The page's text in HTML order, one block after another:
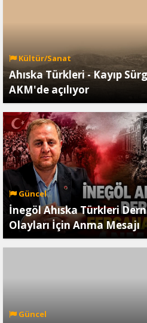
Kültür/Sanat
Ahıska Türkleri - Kayıp
AKM'de açılıyor
Güncel
İnegöl Ahıska Türkleri
Olayları İçin Anma Mesajı
Güncel